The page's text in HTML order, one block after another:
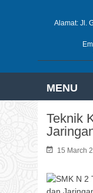
Alamat: Jl.
Teknik
15 March